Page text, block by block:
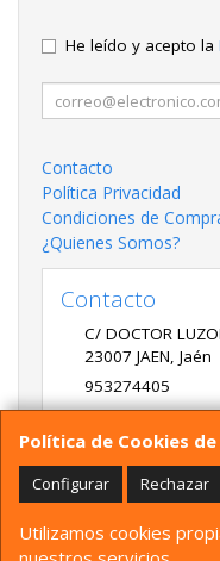
Política de Cookies
Configurar Rechazar
Utilizamos cookies
He leído y acepto la
Contacto
Política Privacidad
Condiciones de
¿Quienes Somos?
Contacto
C/ DOCTOR
23007 JAEN, Jaén
953274405
Horario
9:30 A 14:00 Y 17:00